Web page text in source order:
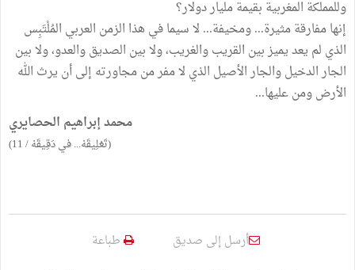
وللمملكة المغربية بقيمة مليار دولار؟
إنها مفارقة مثيرة... ومخيفة... لا سيما في هذا الزمن العربي المُلْتَبِس
الذي لم يعد يميز بين القريب والغريب، ولا بين الصديق والعدو، ولا بين
الجار الدخيل والجار الأصيل الذي لا مفر من مجاورته إلى أن يرث الله
الأرض ومن عليها...
محمد إبراهيم الحصايري
(تَعْلِيقَهْ... في دَقِيقَهْ / 11)
أرسل إلى صديق طباعة